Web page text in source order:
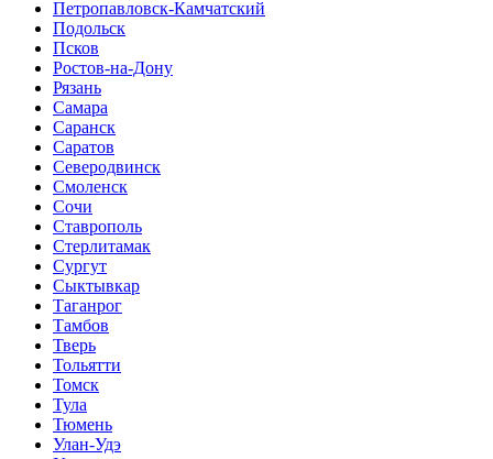
Петропавловск-Камчатский
Подольск
Псков
Ростов-на-Дону
Рязань
Самара
Саранск
Саратов
Северодвинск
Смоленск
Сочи
Ставрополь
Стерлитамак
Сургут
Сыктывкар
Таганрог
Тамбов
Тверь
Тольятти
Томск
Тула
Тюмень
Улан-Удэ